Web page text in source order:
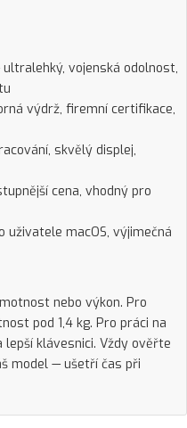
vojenská odolnost,
výdrž, firemní certifikace,
skvělý displej,
cena, vhodný pro
uživatele macOS, výjimečná
nebo výkon. Pro
pod 1,4 kg. Pro práci na
klávesnici. Vždy ověřte
model — ušetří čas při